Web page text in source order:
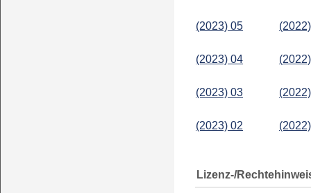
(2023) 05
(2023) 04
(2023) 03
(2023) 02
Lizenz-/